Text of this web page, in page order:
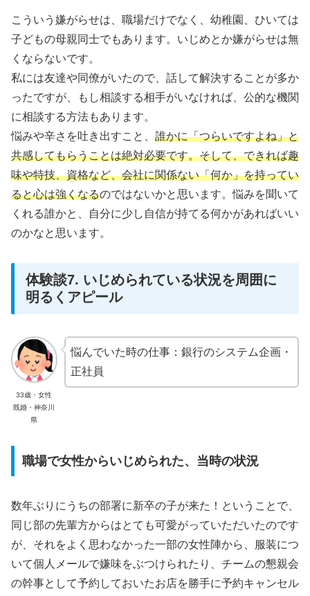
こういう嫌がらせは、職場だけでなく、幼稚園、ひいては
子どもの母親同士でもあります。いじめとか嫌がらせは無
くならないです。
私には友達や同僚がいたので、話して解決することが多か
ったですが、もし相談する相手がいなければ、公的な機関
に相談する方法もあります。
悩みや辛さを吐き出すこと、 誰かに「つらいですよね」と
共感してもらうことは絶対必要です。そして、できれば趣
味や特技、資格など、会社に関係ない「何か」を持ってい
ると心は強くなるのではないかと思います。悩みを聞いて
くれる誰かと、自分に少し自信が持てる何かがあればいい
のかなと思います。
体験談7. いじめられている状況を周囲に
明るくアピール
33歳・女性
既婚・神奈川
県
悩んでいた時の仕事：銀行のシステム企画・
正社員
職場で女性からいじめられた、当時の状況
数年ぶりにうちの部署に新卒の子が来た！ということで、
同じ部の先輩方からはとても可愛がっていただいたのです
が、それをよく思わなかった一部の女性陣から、服装につ
いて個人メールで嫌味をぶつけられたり、チームの懇親会
の幹事として予約しておいたお店を勝手に予約キャンセル